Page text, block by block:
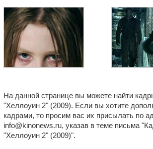
На данной странице вы можете найти
"Хеллоуин 2" (2009). Если вы хотите
кадрами, то просим вас их присылать по
info@kinonews.ru, указав в теме письма
"Хеллоуин 2" (2009)".